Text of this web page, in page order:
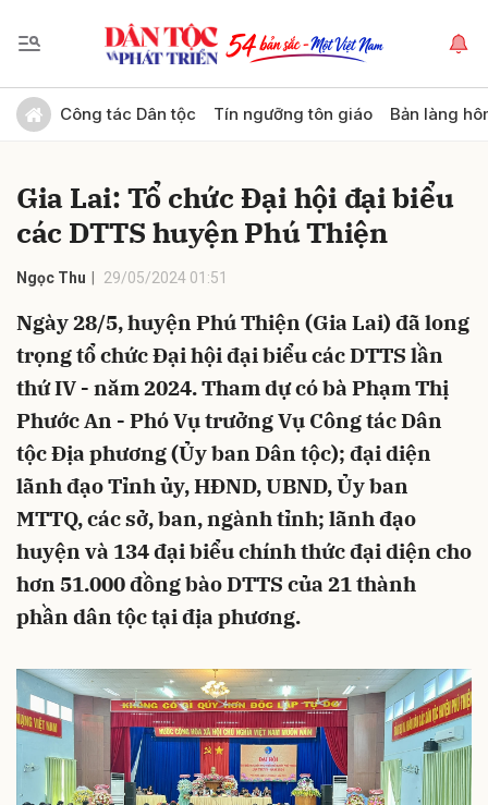
Công tác Dân tộc Tín ngưỡng tôn giáo Bản làng
Gia Lai: Tổ chức Đại hội đại biểu
các DTTS huyện Phú Thiện
Ngọc Thu 29/05/2024 01:51
Ngày 28/5, huyện Phú Thiện (Gia Lai) đã long
trọng tổ chức Đại hội đại biểu các DTTS lần
thứ IV - năm 2024. Tham dự có bà Phạm Thị
Phước An - Phó Vụ trưởng Vụ Công tác Dân
tộc Địa phương (Ủy ban Dân tộc); đại diện
lãnh đạo Tỉnh ủy, HĐND, UBND, Ủy ban
MTTQ, các sở, ban, ngành tỉnh; lãnh đạo
huyện và 134 đại biểu chính thức đại diện cho
hơn 51.000 đồng bào DTTS của 21 thành
phần dân tộc tại địa phương.
Gửi bình luận
Hủy Gửi